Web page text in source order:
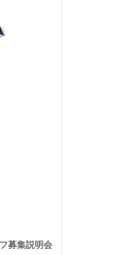
募集説明会